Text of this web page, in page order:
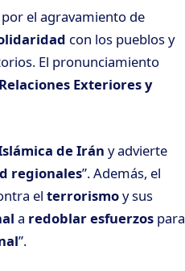
por el agravamiento de
con los pueblos y
El pronunciamiento
Exteriores y
de Irán y advierte
regionales”. Además, el
el terrorismoy sus
a redoblar esfuerzos para
”.